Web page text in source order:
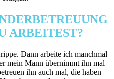
ARBEITEST?
Dann arbeite ich manchmal
mein Mann übernimmt ihn mal
ihn auch mal, die haben